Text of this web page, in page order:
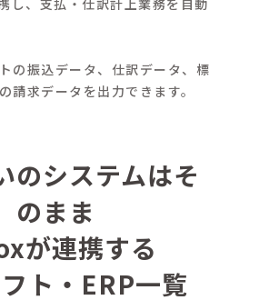
し、支払・仕訳計上業務を自動
の振込データ、仕訳データ、標
請求データを出力できます。
のシステムはそ
のまま
が連携する
ト・ERP一覧